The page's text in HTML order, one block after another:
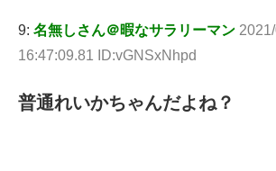
9: 名無しさん＠暇なサラリーマン
16:47:09.81 ID:vGNSxNhpd
普通れいかちゃんだよね？